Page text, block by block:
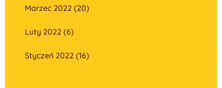
Marzec 2022 (20)
Luty 2022 (6)
Styczeń 2022 (16)